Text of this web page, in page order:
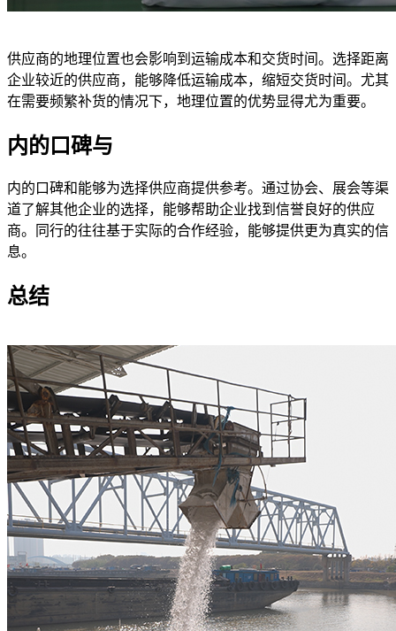
供应商的地理位置也会影响到运输成本和交货时间。选择距离
企业较近的供应商，能够降低运输成本，缩短交货时间。尤其
在需要频繁补货的情况下，地理位置的优势显得尤为重要。
内的口碑与
内的口碑和能够为选择供应商提供参考。通过协会、展会等渠
道了解其他企业的选择，能够帮助企业找到信誉良好的供应
商。同行的往往基于实际的合作经验，能够提供更为真实的信
息。
总结